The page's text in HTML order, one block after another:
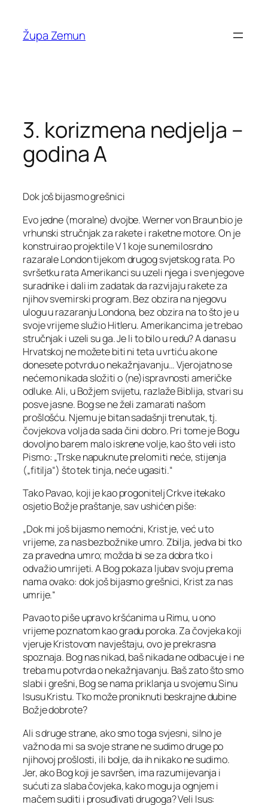
content
Župa Zemun
3. korizmena nedjelja –
godina A
Dok još bijasmo grešnici
Evo jedne (moralne) dvojbe. Werner von Braun bio je
vrhunski stručnjak za rakete i raketne motore. On je
konstruirao projektile V 1 koje su nemilosrdno
razarale London tijekom drugog svjetskog rata. Po
svršetku rata Amerikanci su uzeli njega i sve njegove
suradnike i dali im zadatak da razvijaju rakete za
njihov svemirski program. Bez obzira na njegovu
ulogu u razaranju Londona, bez obzira na to što je u
svoje vrijeme služio Hitleru. Amerikancima je trebao
stručnjak i uzeli su ga. Je li to bilo u redu? A danas u
Hrvatskoj ne možete biti ni teta u vrtiću ako ne
donesete potvrdu o nekažnjavanju… Vjerojatno se
nećemo nikada složiti o (ne)ispravnosti američke
odluke. Ali, u Božjem svijetu, razlaže Biblija, stvari su
posve jasne. Bog se ne želi zamarati našom
prošlošću. Njemu je bitan sadašnji trenutak, tj.
čovjekova volja da sada čini dobro. Pri tome je Bogu
dovoljno barem malo iskrene volje, kao što veli isto
Pismo: „Trske napuknute prelomiti neće, stijenja
(„fitilja“) što tek tinja, neće ugasiti.“
Tako Pavao, koji je kao progonitelj Crkve itekako
osjetio Božje praštanje, sav ushićen piše:
„Dok mi još bijasmo nemoćni, Krist je, već u to
vrijeme, za nas bezbožnike umro. Zbilja, jedva bi tko
za pravedna umro; možda bi se za dobra tko i
odvažio umrijeti. A Bog pokaza ljubav svoju prema
nama ovako: dok još bijasmo grešnici, Krist za nas
umrije.“
Pavao to piše upravo kršćanima u Rimu, u ono
vrijeme poznatom kao gradu poroka. Za čovjeka koji
vjeruje Kristovom navještaju, ovo je prekrasna
spoznaja. Bog nas nikad, baš nikada ne odbacuje i ne
treba mu potvrda o nekažnjavanju. Baš zato što smo
slabi i grešni, Bog se nama priklanja u svojemu Sinu
Isusu Kristu. Tko može proniknuti beskrajne dubine
Božje dobrote?
Ali s druge strane, ako smo toga svjesni, silno je
važno da mi sa svoje strane ne sudimo druge po
njihovoj prošlosti, ili bolje, da ih nikako ne sudimo.
Jer, ako Bog koji je savršen, ima razumijevanja i
sućuti za slaba čovjeka, kako mogu ja ognjem i
mačem suditi i prosuđivati drugoga? Veli Isus: